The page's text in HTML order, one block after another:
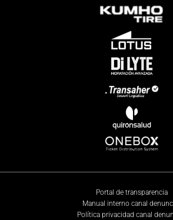
Portal de transparencia
Manual interno canal
Política privacidad canal